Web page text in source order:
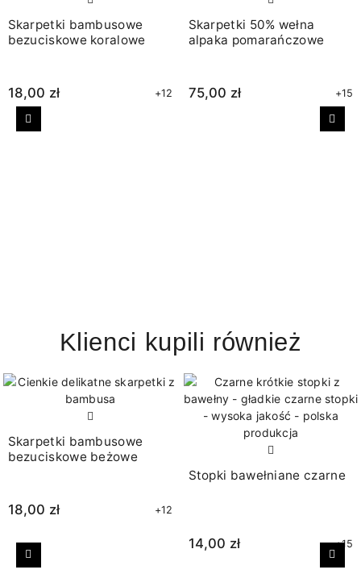
Skarpetki bambusowe
bezuciskowe koralowe
18,00 zł +12
Skarpetki 50% wełna
alpaka pomarańczowe
75,00 zł +15
Poprzedni
Klienci kupili również
Skarpetki bambusowe
bezuciskowe beżowe
18,00 zł +12
Stopki bawełniane czarne
14,00 zł +15
Poprzedni